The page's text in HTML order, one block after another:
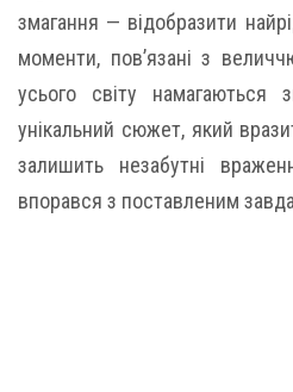
змагання — відобразити
моменти, пов’язані з
усього світу намагаються
унікальний сюжет, який
залишить незабутні
впорався з поставленим